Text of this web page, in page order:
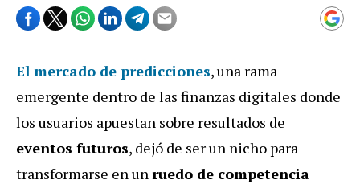
El mercado de predicciones, una rama
emergente dentro de las finanzas digitales donde
los usuarios apuestan sobre resultados de
eventos futuros, dejó de ser un nicho para
transformarse en unruedo de competencia